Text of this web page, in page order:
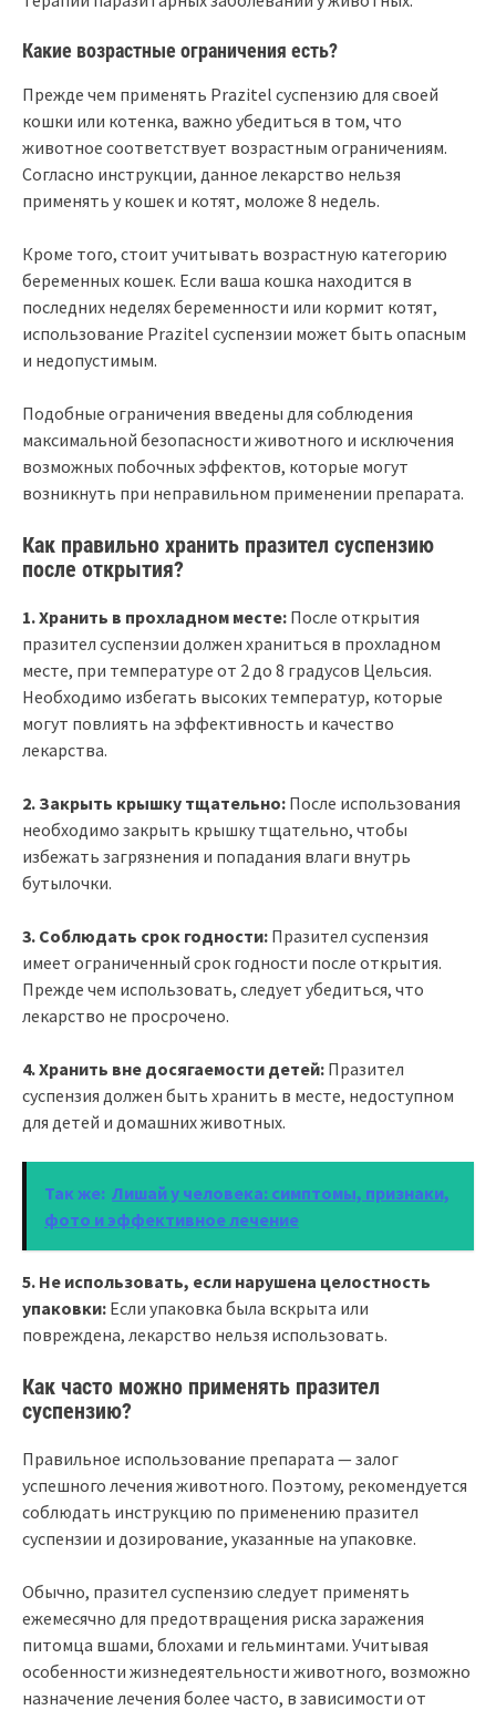
Какие возрастные ограничения есть?
Прежде чем применять Prazitel суспензию для своей
кошки или котенка, важно убедиться в том, что
животное соответствует возрастным ограничениям.
Согласно инструкции, данное лекарство нельзя
применять у кошек и котят, моложе 8 недель.
Кроме того, стоит учитывать возрастную категорию
беременных кошек. Если ваша кошка находится в
последних неделях беременности или кормит котят,
использование Prazitel суспензии может быть опасным
и недопустимым.
Подобные ограничения введены для соблюдения
максимальной безопасности животного и исключения
возможных побочных эффектов, которые могут
возникнуть при неправильном применении препарата.
Как правильно хранить празител суспензию
после открытия?
1. Хранить в прохладном месте: После открытия
празител суспензии должен храниться в прохладном
месте, при температуре от 2 до 8 градусов Цельсия.
Необходимо избегать высоких температур, которые
могут повлиять на эффективность и качество
лекарства.
2. Закрыть крышку тщательно: После использования
необходимо закрыть крышку тщательно, чтобы
избежать загрязнения и попадания влаги внутрь
бутылочки.
3. Соблюдать срок годности: Празител суспензия
имеет ограниченный срок годности после открытия.
Прежде чем использовать, следует убедиться, что
лекарство не просрочено.
4. Хранить вне досягаемости детей: Празител
суспензия должен быть хранить в месте, недоступном
для детей и домашних животных.
Так же: Лишай у человека: симптомы, признаки,
фото и эффективное лечение
5. Не использовать, если нарушена целостность
упаковки: Если упаковка была вскрыта или
повреждена, лекарство нельзя использовать.
Как часто можно применять празител
суспензию?
Правильное использование препарата — залог
успешного лечения животного. Поэтому, рекомендуется
соблюдать инструкцию по применению празител
суспензии и дозирование, указанные на упаковке.
Обычно, празител суспензию следует применять
ежемесячно для предотвращения риска заражения
питомца вшами, блохами и гельминтами. Учитывая
особенности жизнедеятельности животного, возможно
назначение лечения более часто, в зависимости от